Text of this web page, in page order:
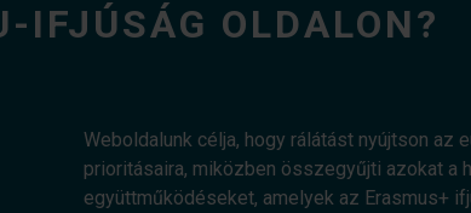
IFJÚSÁG OLDALON?
Weboldalunk célja, hogy rálátást nyújtson
prioritásaira, miközben összegyűjti azokat
együttműködéseket, amelyek az Erasmus+